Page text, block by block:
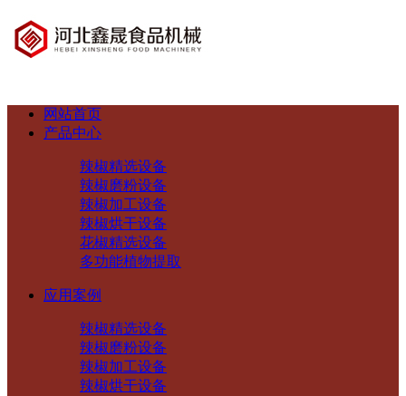
网站首页
产品中心
辣椒精选设备
辣椒磨粉设备
辣椒加工设备
辣椒烘干设备
花椒精选设备
多功能植物提取
应用案例
辣椒精选设备
辣椒磨粉设备
辣椒加工设备
辣椒烘干设备